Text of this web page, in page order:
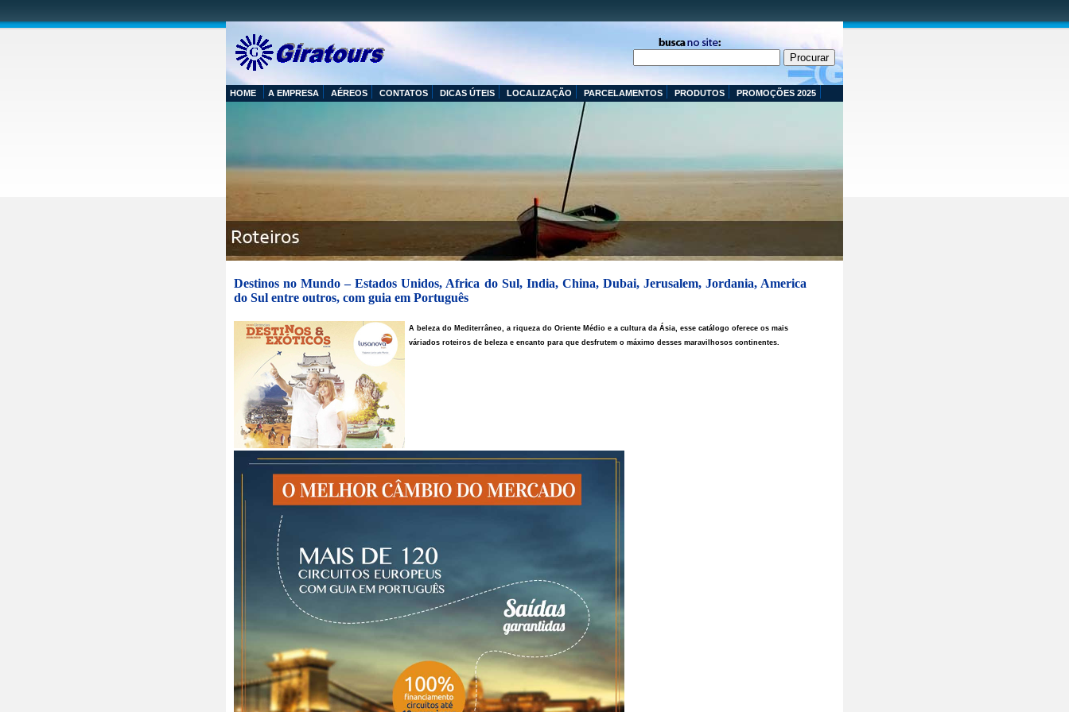
HOME A EMPRESA AÉREOS CONTATOS DICAS ÚTEIS LOCALIZAÇÃO PARCELAMENTOS PRODUTOS PROMOÇÕES 2025
Destinos no Mundo – Estados Unidos, Africa do Sul, India, China, Dubai, Jerusalem, Jordania, America
do Sul entre outros, com guia em Português
A beleza do Mediterrâneo, a riqueza do Oriente Médio e a cultura da Ásia, esse catálogo oferece os mais
váriados roteiros de beleza e encanto para que desfrutem o máximo desses maravilhosos continentes.